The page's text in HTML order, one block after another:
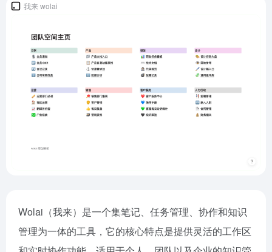
我来 wolai
Wolai（我来）是一个集笔记、任务管理、协作和知识
管理为一体的工具，它的核心特点是提供灵活的工作区